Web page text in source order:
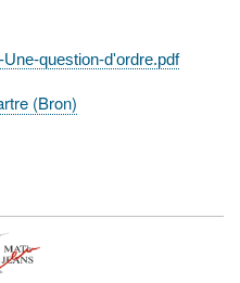
Une-question-d'ordre.pdf
(Bron)